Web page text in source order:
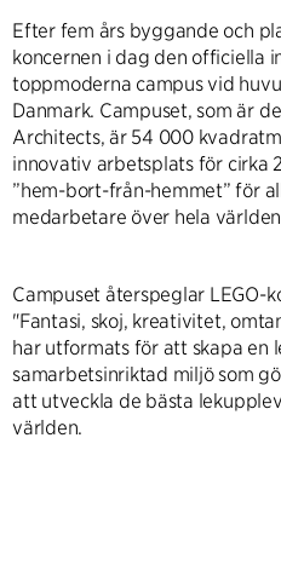
Efter fem års byggande och
koncernen i dag den officiella
toppmoderna campus vid
Danmark. Campuset, som är
Architects, är 54 000
innovativ arbetsplats för cirka
”hem-bort-från-hemmet” för
medarbetare över hela
Campuset återspeglar LEGO-
"Fantasi, skoj, kreativitet,
har utformats för att skapa en
samarbetsinriktad miljö som
att utveckla de bästa
världen.